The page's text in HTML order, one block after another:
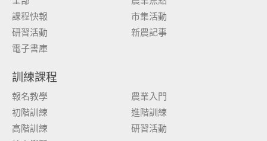
課程快報
市集活動
研習活動
新農記事
電子書庫
訓練課程
報名教學
農業入門
初階訓練
進階訓練
高階訓練
研習活動